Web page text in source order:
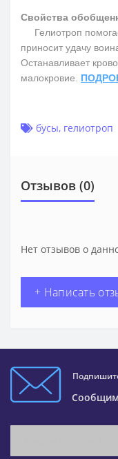
Свойства
Гелиотроп
приносит удачу
Останавливает
малокровие.
бусы, гелиотроп
Отзывов (0)
Нет отзывов о
+ Написать
Сообщим